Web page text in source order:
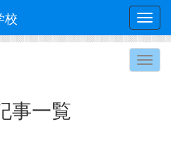
校
事一覧